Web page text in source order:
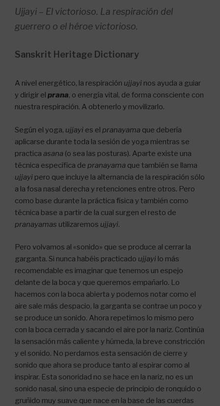
Ujjayi – El victorioso. La respiración del
guerrero o el héroe victorioso.
Sanskrit Heritage Dictionary
A nivel energético, la respiración ujjayi nos ayuda a guiar
y dirigir el prana, o energía vital, de forma consciente con
nuestra respiración. A obtenerlo y movilizarlo.
Según el yoga, ujjayi es el pranayama que debería
aplicarse durante toda la sesión de yoga mientras se
practica asana (o sea las posturas). Aparte existe una
técnica específica de pranayama que también se llama
ujjayi pero que incluye la alternancia de la respiración sólo
a la fosa nasal derecha y retenciones entre otros. Pero
como base durante la práctica física y también como
técnica base a partir de la cual surgen el resto de
pranayamas utilizaremos ujjayi.
Pero volvamos al «sonido» que se produce al cerrar la
garganta. Si nunca habéis practicado ujjayi lo más
recomendable es imaginar que tenemos un espejo
delante de la boca y que queremos empañarlo. Lo
hacemos con la boca abierta y podemos notar como el
aire sale más despacio, la garganta se contrae un poco y
se produce un sonido. Ahora repetimos lo mismo pero
con la boca cerrada y sacando el aire por la nariz. Continúa
la sensación más caliente y húmeda, la breve constricción
y el sonido. No perdamos esta sensación de cierre y
sonido que ahora se produce tanto al espirar como al
inspirar. Esta sonoridad no se hace en la nariz, no es un
sonido nasal, sino una especie de principio de ronquido o
gruñido muy suave que nace en la base de las cuerdas